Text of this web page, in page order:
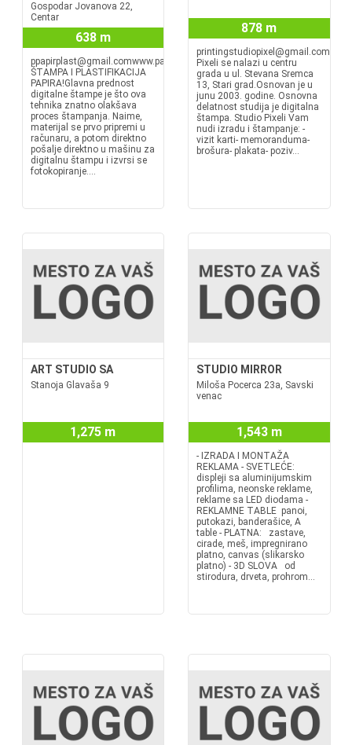
Gospodar Jovanova 22,
Centar
638 m
ppapirplast@gmail.comwww.papirplast.rsDIGITALNA
ŠTAMPA I PLASTIFIKACIJA
PAPIRA!Glavna prednost
digitalne štampe je što ova
tehnika znatno olakšava
proces štampanja. Naime,
materijal se prvo pripremi u
računaru, a potom direktno
pošalje direktno u mašinu za
digitalnu štampu i izvrsi se
fotokopiranje....
878 m
Pixeli se nalazi u centru
grada u ul. Stevana Sremca
13, Stari grad.Osnovan je u
junu 2003. godine. Osnovna
delatnost studija je digitalna
štampa. Studio Pixeli Vam
nudi izradu i štampanje: -
vizit karti- memoranduma-
brošura- plakata- poziv...
ART STUDIO SA
Stanoja Glavaša 9
1,275 m
STUDIO MIRROR
Miloša Pocerca 23a, Savski
venac
1,543 m
- IZRADA I MONTAŽA
REKLAMA - SVETLEĆE:
displeji sa aluminijumskim
profilima, neonske reklame,
reklame sa LED diodama -
REKLAMNE TABLE panoi,
putokazi, banderašice, A
table - PLATNA: zastave,
cirade, meš, impregnirano
platno, canvas (slikarsko
platno) - 3D SLOVA od
stirodura, drveta, prohrom...